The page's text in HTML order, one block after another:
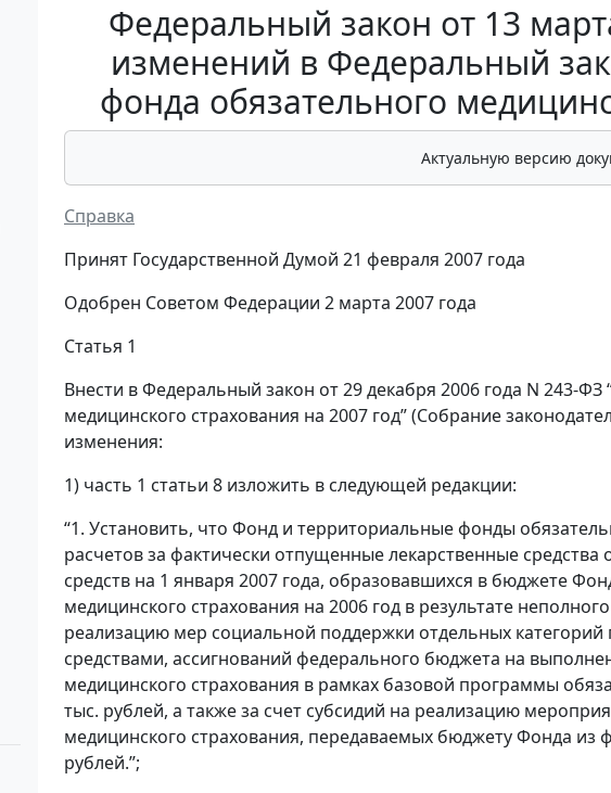
Федеральный закон от 13
изменений в Федеральный
фонда обязательного
Актуальную версию
Справка
Принят Государственной Думой 21 февраля 2007 года
Одобрен Советом Федерации 2 марта 2007 года
Статья 1
Внести в Федеральный закон от 29 декабря 2006 года N 243-
медицинского страхования на 2007 год” (Собрание
изменения:
1) часть 1 статьи 8 изложить в следующей редакции:
“1. Установить, что Фонд и территориальные фонды
расчетов за фактически отпущенные лекарственные
средств на 1 января 2007 года, образовавшихся в бюджете
медицинского страхования на 2006 год в результате
реализацию мер социальной поддержки отдельных
средствами, ассигнований федерального бюджета на
медицинского страхования в рамках базовой программы
тыс. рублей, а также за счет субсидий на реализацию
медицинского страхования, передаваемых бюджету Фонда из
рублей.”;